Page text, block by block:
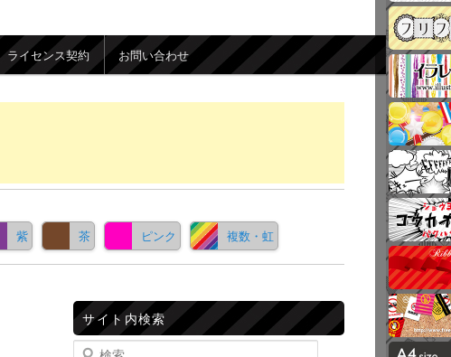
ライセンス契約 お問い合わせ
紫 茶 ピンク 複数・虹
サイト内検索
検索